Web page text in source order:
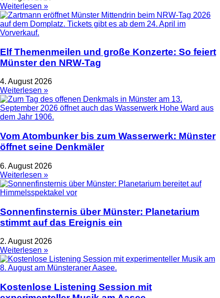
Weiterlesen »
Elf Themenmeilen und große Konzerte: So feiert
Münster den NRW-Tag
4. August 2026
Weiterlesen »
Vom Atombunker bis zum Wasserwerk: Münster
öffnet seine Denkmäler
6. August 2026
Weiterlesen »
Sonnenfinsternis über Münster: Planetarium
stimmt auf das Ereignis ein
2. August 2026
Weiterlesen »
Kostenlose Listening Session mit